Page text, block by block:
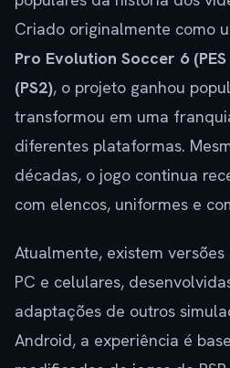
Criado originalmente como
Pro Evolution Soccer 6
(PS2), o projeto ganhou
transformou em uma
diferentes plataformas.
décadas, o jogo continua
com elencos, uniformes e
Atualmente, existem
PC e celulares,
adaptações de outros
Android, a experiência é